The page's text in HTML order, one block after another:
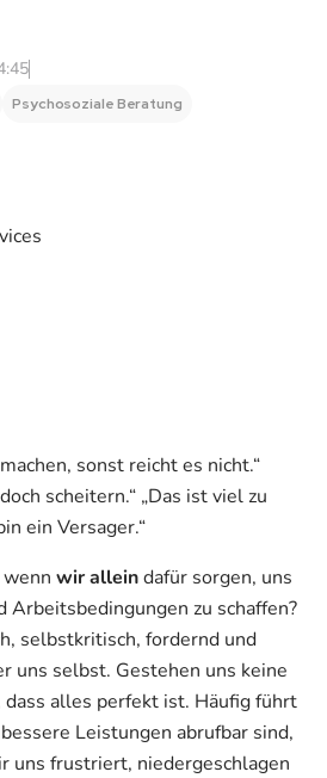
Psychosoziale Beratung
sonst reicht es nicht.“
scheitern.“ „Das ist viel zu
ein Versager.“
wir alleindafür sorgen, uns
Arbeitsbedingungen zu schaffen?
selbstkritisch, fordernd und
uns selbst. Gestehen uns keine
alles perfekt ist. Häufig führt
Leistungen abrufbar sind,
uns frustriert, niedergeschlagen